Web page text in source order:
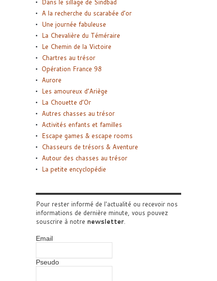
Dans le sillage de Sindbad
A la recherche du scarabée d’or
Une journée fabuleuse
La Chevalière du Téméraire
Le Chemin de la Victoire
Chartres au trésor
Opération France 98
Aurore
Les amoureux d’Ariège
La Chouette d’Or
Autres chasses au trésor
Activités enfants et familles
Escape games & escape rooms
Chasseurs de trésors & Aventure
Autour des chasses au trésor
La petite encyclopédie
Pour rester informé de l'actualité ou recevoir nos
informations de dernière minute, vous pouvez
souscrire à notre newsletter.
Email
Pseudo